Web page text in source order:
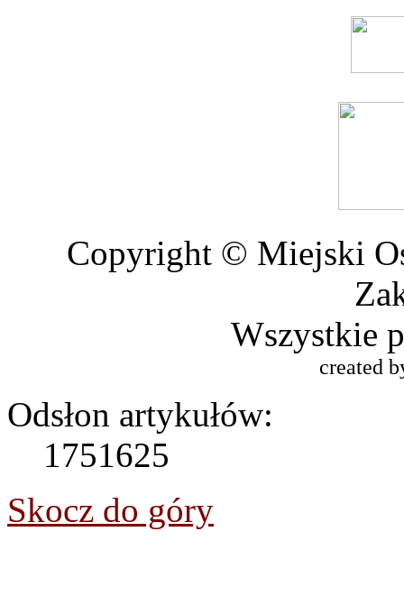
Copyright © Miejski
Wszystkie
created
Odsłon artykułów:
1751625
Skocz do góry